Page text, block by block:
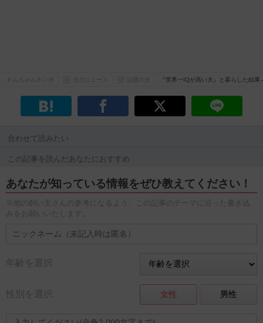
『世界一IQが高い犬』と暮らした結
合わせて読みたい
この記事を読んだあなたにおすすめ
あなたが知っている情報をぜひ教えてください！
※他の飼い主さんの参考になるよう、この記事のテーマに沿った書き込
みをお願いいたします。
年齢を選択
性別を選択 女性 男性